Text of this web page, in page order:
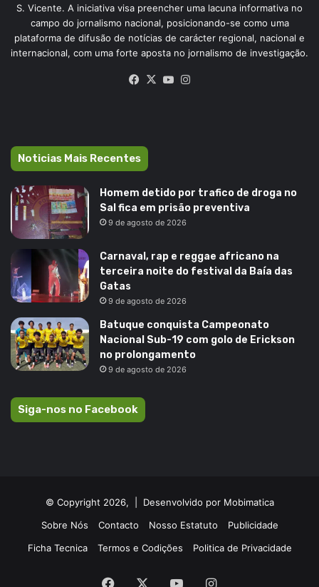
S. Vicente. A iniciativa visa preencher uma lacuna informativa no
campo do jornalismo nacional, posicionando-se como uma
plataforma de difusão de notícias de carácter regional, nacional e
internacional, com uma forte aposta no jornalismo de investigação.
Facebook
X YouTube
Noticias Mais Recentes
Homem detido por trafico de droga no
Sal fica em prisão preventiva
9 de agosto de 2026
Carnaval, rap e reggae africano na
terceira noite do festival da Baía das
Gatas
9 de agosto de 2026
Batuque conquista Campeonato
Nacional Sub-19 com golo de Erickson
no prolongamento
9 de agosto de 2026
Siga-nos no Facebook
© Copyright 2026, | Desenvolvido por Mobimatica
Sobre Nós
Contacto Nosso Estatuto
Publicidade
Ficha Tecnica
Termos e Codições Politica de Privacidade
Facebook YouTubeInstagram